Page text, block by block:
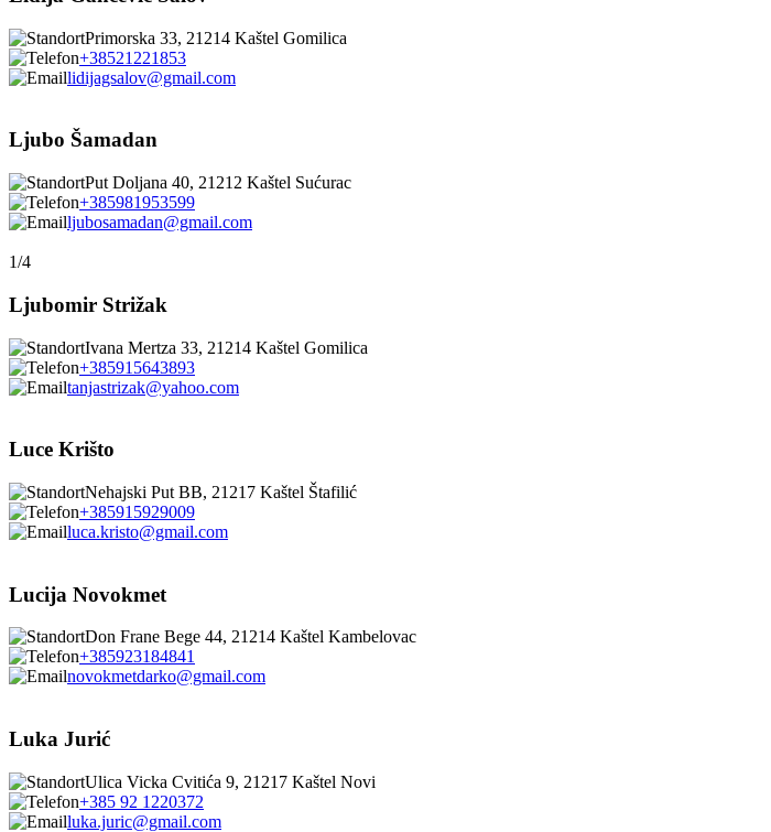
Primorska 33, 21214 Kaštel Gomilica
+38521221853
lidijagsalov@gmail.com
Ljubo Šamadan
Put Doljana 40, 21212 Kaštel Sućurac
+385981953599
ljubosamadan@gmail.com
1/4
Ljubomir Strižak
Ivana Mertza 33, 21214 Kaštel Gomilica
+385915643893
tanjastrizak@yahoo.com
Luce Krišto
Nehajski Put BB, 21217 Kaštel Štafilić
+385915929009
luca.kristo@gmail.com
Lucija Novokmet
Don Frane Bege 44, 21214 Kaštel Kambelovac
+385923184841
novokmetdarko@gmail.com
Luka Jurić
Ulica Vicka Cvitića 9, 21217 Kaštel Novi
+385 92 1220372
luka.juric@gmail.com